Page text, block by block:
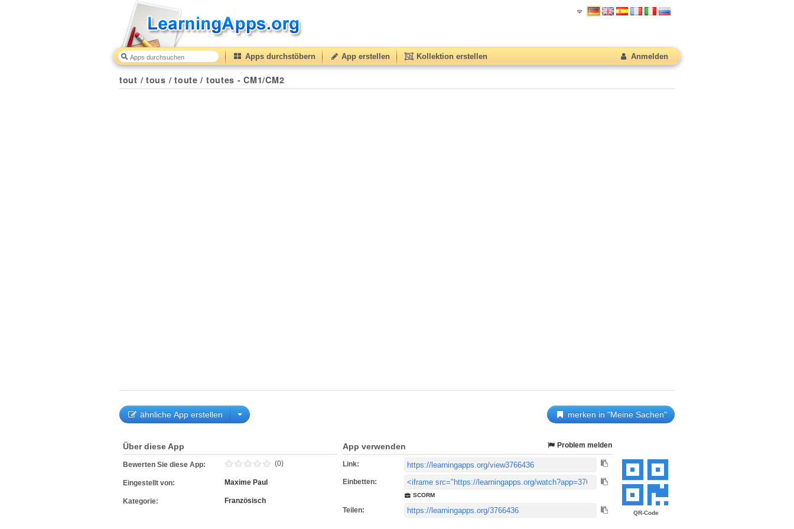
Apps durchstöbern App erstellen Kollektion erstellen Anmelden
tout / tous / toute / toutes - CM1/CM2
ähnliche App erstellen merken in "Meine Sachen"
QR-Code
Über diese App
Bewerten Sie diese App: (0)
Eingestellt von: Maxime Paul
Kategorie: Französisch
App verwenden Problem melden
Link:
Einbetten:
SCORM
Teilen: